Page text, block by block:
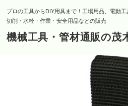
プロの工具からDIY用具まで！工場用品、電動工
切削・水栓・作業・安全用品などの販売
機械工具・管材通販の茂